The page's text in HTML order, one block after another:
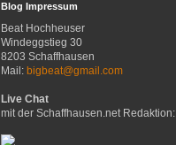
Blog Impressum
Beat Hochheuser
Windeggstieg 30
8203 Schaffhausen
Mail: bigbeat@gmail.com
Live Chat
mit der Schaffhausen.net Redaktion: